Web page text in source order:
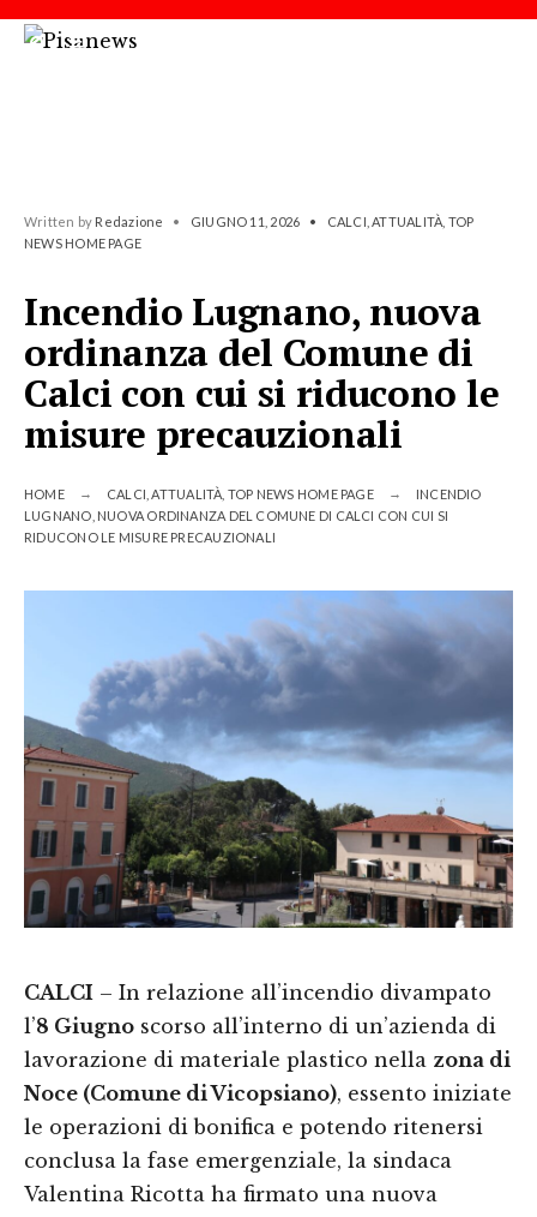
Written by Redazione • GIUGNO 11, 2026 • CALCI ,ATTUALITÀ TOP
NEWS HOME PAGE
Incendio Lugnano, nuova
ordinanza del Comune di
Calci con cui si riducono le
misure precauzionali
HOME CALCI ,ATTUALITÀ TOP NEWS HOME PAGE
INCENDIO
LUGNANO, NUOVA ORDINANZA DEL COMUNE DI CALCI CON CUI SI
RIDUCONO LE MISURE PRECAUZIONALI
CALCI – In relazione all’incendio divampato
l’8 Giugno scorso all’interno di un’azienda di
lavorazione di materiale plastico nella zona di
Noce (Comune di Vicopsiano), essento iniziate
le operazioni di bonifica e potendo ritenersi
conclusa la fase emergenziale, la sindaca
Valentina Ricotta ha firmato una nuova